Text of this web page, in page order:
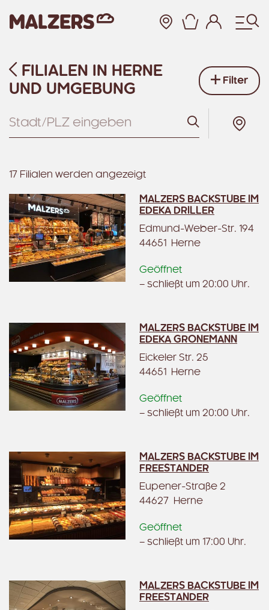
Zum Hauptinhalt
FILIALEN IN HERNE
UND UMGEBUNG
Filter
Suchen
17 Filialen werden angezeigt
MALZERS BACKSTUBE IM
EDEKA DRILLER
Edmund-Weber-Str. 194
44651 Herne
Geöffnet
– schließt um 20:00 Uhr.
MALZERS BACKSTUBE IM
EDEKA GRONEMANN
Eickeler Str. 25
44651 Herne
Geöffnet
– schließt um 20:00 Uhr.
MALZERS BACKSTUBE IM
FREESTANDER
Eupener-Straße 2
44627 Herne
Geöffnet
– schließt um 17:00 Uhr.
MALZERS BACKSTUBE IM
FREESTANDER